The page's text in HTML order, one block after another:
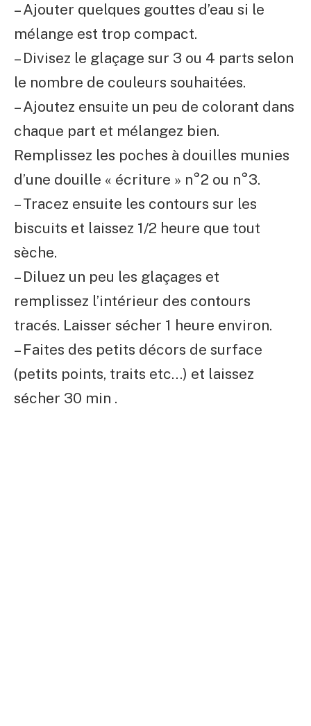
– Ajouter quelques gouttes d’eau si le
mélange est trop compact.
– Divisez le glaçage sur 3 ou 4 parts selon
le nombre de couleurs souhaitées.
– Ajoutez ensuite un peu de colorant dans
chaque part et mélangez bien.
Remplissez les poches à douilles munies
d’une douille « écriture » n°2 ou n°3.
– Tracez ensuite les contours sur les
biscuits et laissez 1/2 heure que tout
sèche.
– Diluez un peu les glaçages et
remplissez l’intérieur des contours
tracés. Laisser sécher 1 heure environ.
– Faites des petits décors de surface
(petits points, traits etc…) et laissez
sécher 30 min .